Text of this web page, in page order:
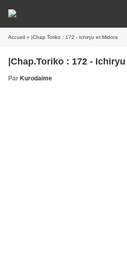
Accueil » |Chap.Toriko : 172 - Ichiryu et Midora
|Chap.Toriko : 172 -
Par Kurodaime